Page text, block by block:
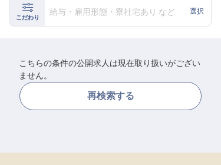
ホテル・宿泊業界情報コラム
こだわり
給与・雇用形態・寮社宅あり など 選択
こちらの条件の公開求人は現在取り扱いがござい
ません。
再検索する